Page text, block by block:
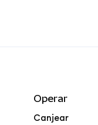
Operar
Canjear